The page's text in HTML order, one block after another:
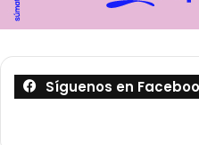
Síguenos en